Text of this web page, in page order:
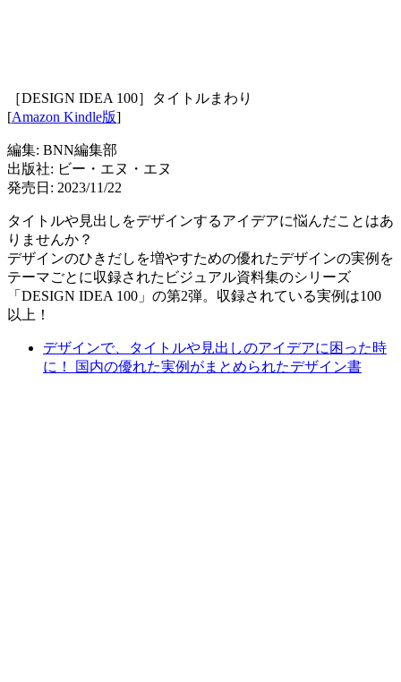
［DESIGN IDEA 100］タイトルまわり
[Amazon Kindle版]
編集: BNN編集部
出版社: ビー・エヌ・エヌ
発売日: 2023/11/22
タイトルや見出しをデザインするアイデアに悩んだことはあ
りませんか？
デザインのひきだしを増やすための優れたデザインの実例を
テーマごとに収録されたビジュアル資料集のシリーズ
「DESIGN IDEA 100」の第2弾。収録されている実例は100
以上！
デザインで、タイトルや見出しのアイデアに困った時
に！ 国内の優れた実例がまとめられたデザイン書